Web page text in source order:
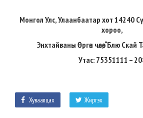
Монгол Улс, Улаанбаатар хот 14240
хороо,
Энхтайваны Өргөн чөлөө, “Блю Скай
Утас: 75351111 –
Жиргэх
Хуваалцах